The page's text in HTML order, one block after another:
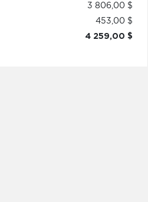
3 806,00 $
453,00 $
4 259,00 $